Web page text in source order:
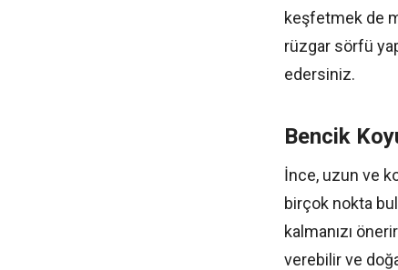
keşfetmek de
rüzgar sörfü
edersiniz.
Bencik
İnce, uzun ve
birçok nokta
kalmanızı
verebilir ve